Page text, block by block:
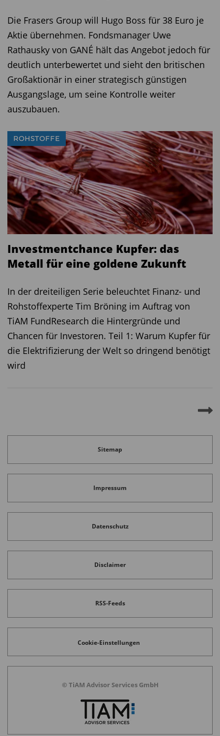
Die Frasers Group will Hugo Boss für 38 Euro je
Aktie übernehmen. Fondsmanager Uwe
Rathausky von GANÉ hält das Angebot jedoch für
deutlich unterbewertet und sieht den britischen
Großaktionär in einer strategisch günstigen
Ausgangslage, um seine Kontrolle weiter
auszubauen.
ROHSTOFFE
Investmentchance Kupfer: das
Metall für eine goldene Zukunft
In der dreiteiligen Serie beleuchtet Finanz- und
Rohstoffexperte Tim Bröning im Auftrag von
TiAM FundResearch die Hintergründe und
Chancen für Investoren. Teil 1: Warum Kupfer für
die Elektrifizierung der Welt so dringend benötigt
wird
Sitemap
Impressum
Datenschutz
Disclaimer
RSS-Feeds
Cookie-Einstellungen
© TiAM Advisor Services GmbH